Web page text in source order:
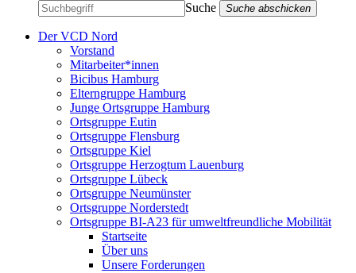
Suche
Suche abschicken
Der VCD Nord
Vorstand
Mitarbeiter*innen
Bicibus Hamburg
Elterngruppe Hamburg
Junge Ortsgruppe Hamburg
Ortsgruppe Eutin
Ortsgruppe Flensburg
Ortsgruppe Kiel
Ortsgruppe Herzogtum Lauenburg
Ortsgruppe Lübeck
Ortsgruppe Neumünster
Ortsgruppe Norderstedt
Ortsgruppe BI-A23 für umweltfreundliche Mobilität
Startseite
Über uns
Unsere Forderungen